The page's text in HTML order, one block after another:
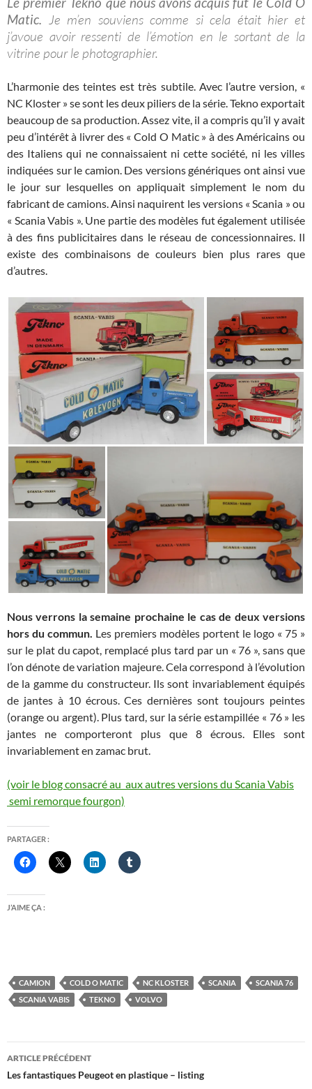
Matic.
Je m’en souviens comme si cela était hier et
j’avoue avoir ressenti de l’émotion en le sortant de la
vitrine pour le photographier.
L’harmonie des teintes est très subtile. Avec l’autre version, «
NC Kloster » se sont les deux piliers de la série. Tekno exportait
beaucoup de sa production. Assez vite, il a compris qu’il y avait
peu d’intérêt à livrer des « Cold O Matic » à des Américains ou
des Italiens qui ne connaissaient ni cette société, ni les villes
indiquées sur le camion. Des versions génériques ont ainsi vue
le jour sur lesquelles on appliquait simplement le nom du
fabricant de camions. Ainsi naquirent les versions « Scania » ou
« Scania Vabis ». Une partie des modèles fut également utilisée
à des fins publicitaires dans le réseau de concessionnaires. Il
existe des combinaisons de couleurs bien plus rares que
d’autres.
Nous verrons la semaine prochaine le cas de deux versions
hors du commun. Les premiers modèles portent le logo « 75 »
sur le plat du capot, remplacé plus tard par un « 76 », sans que
l’on dénote de variation majeure. Cela correspond à l’évolution
de la gamme du constructeur. Ils sont invariablement équipés
de jantes à 10 écrous. Ces dernières sont toujours peintes
(orange ou argent). Plus tard, sur la série estampillée « 76 » les
jantes ne comporteront plus que 8 écrous. Elles sont
invariablement en zamac brut.
(voir le blog consacré au aux autres versions du Scania Vabis
semi remorque fourgon)
PARTAGER :
J’AIME ÇA :
CAMION COLD O MATIC NC KLOSTER SCANIA
SCANIA 76
SCANIA VABIS
TEKNO VOLVO
Navigation
des
ARTICLE PRÉCÉDENT
Les fantastiques Peugeot en plastique – listing